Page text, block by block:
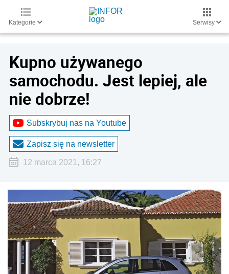
Kategorie Serwisy
Kupno używanego
samochodu. Jest lepiej, ale
nie dobrze!
Subskrybuj nas na Youtube
Zapisz się na newsletter
12 marca 2021, 16:27